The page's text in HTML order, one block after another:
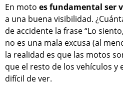
En moto es fundamental ser
a una buena visibilidad.
de accidente la frase “Lo
no es una mala excusa (al
la realidad es que las motos
que el resto de los vehículos y
difícil de ver.